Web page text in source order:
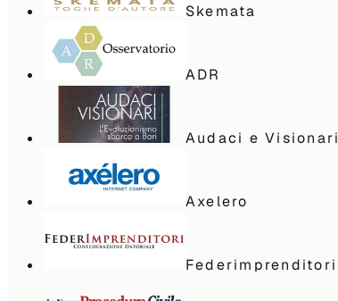
Skemata
ADR
Audaci e Visionari
Axelero
Federimprenditori